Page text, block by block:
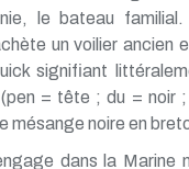
le bateau familial.
un voilier ancien
signifiant
= tête ; du = noir ;
mésange noire en
dans la Marine